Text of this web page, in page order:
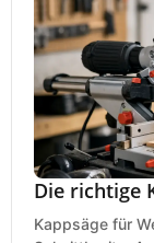
Die richtige
Kappsäge für